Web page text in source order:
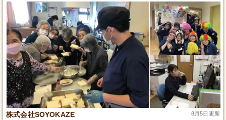
株式会社SOYOKAZE 8月5日更新